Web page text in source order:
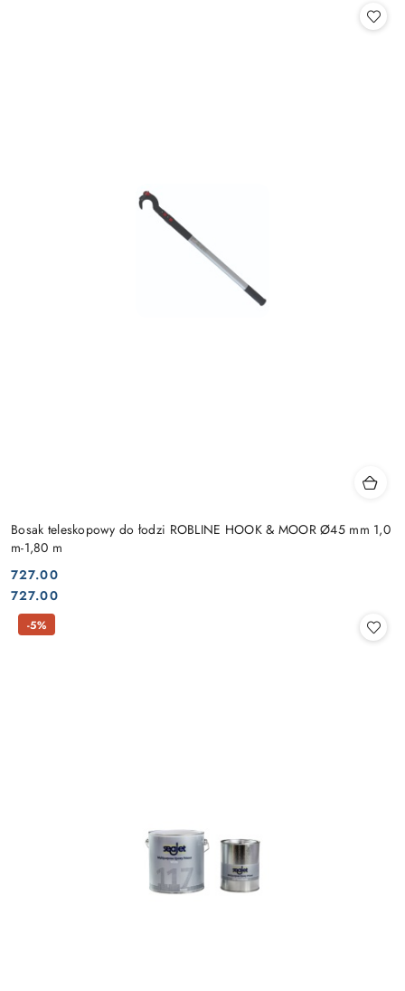
Bosak teleskopowy do łodzi ROBLINE HOOK & MOOR Ø45 mm 1,0
m-1,80 m
Cena:
727.00
Cena:
727.00
-5%